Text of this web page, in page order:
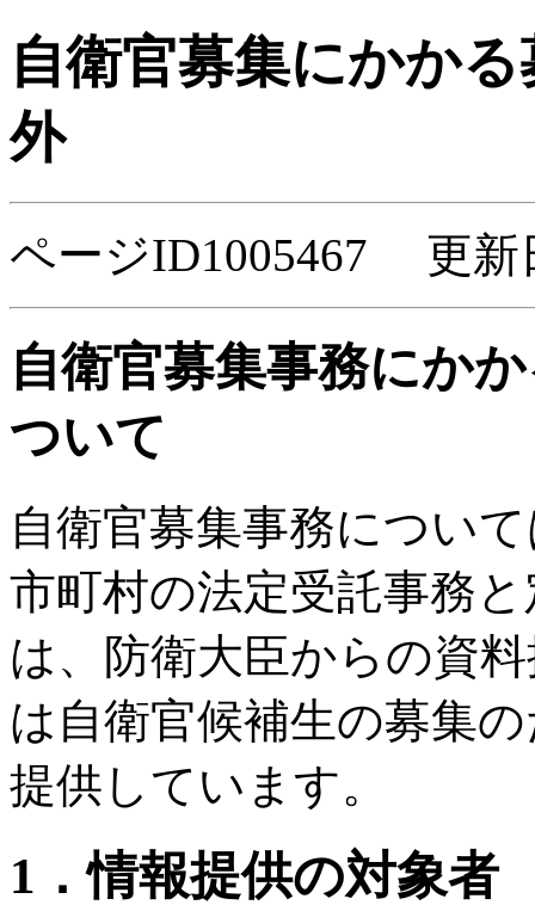
自衛官募集にかか
外
ページID1005467 更新
自衛官募集事務にか
ついて
自衛官募集事務につい
市町村の法定受託事務
は、防衛大臣からの資
は自衛官候補生の募集
提供しています。
1．情報提供の対象者